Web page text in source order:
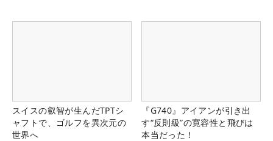
スイスの叡智が生んだTPTシ
ャフトで、ゴルフを異次元の
世界へ
『G740』アイアンが引き出
す“反則級”の寛容性と飛びは
本当だった！